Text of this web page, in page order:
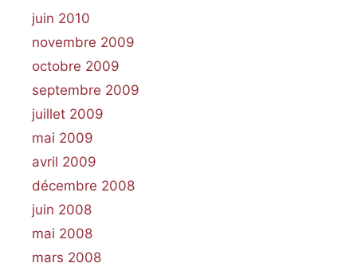
juin 2010
novembre 2009
octobre 2009
septembre 2009
juillet 2009
mai 2009
avril 2009
décembre 2008
juin 2008
mai 2008
mars 2008